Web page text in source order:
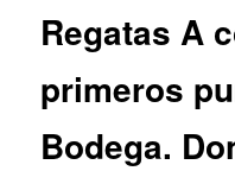
Regatas A
primeros
Bodega.